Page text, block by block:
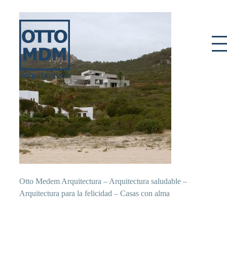
content
Otto Medem Arquitectura – Arquitectura saludable –
Arquitectura para la felicidad – Casas con alma